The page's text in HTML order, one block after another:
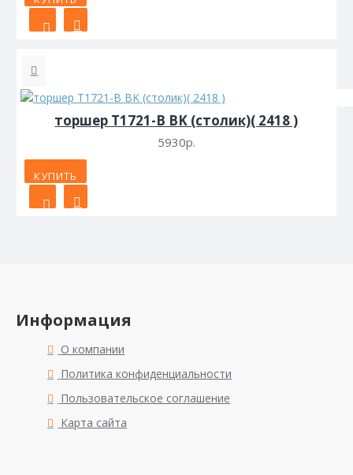
торшер T1721-B BK (столик)( 2418 )
5930р.
КУПИТЬ
Информация
О компании
Политика конфиденциальности
Пользовательское соглашение
Карта сайта